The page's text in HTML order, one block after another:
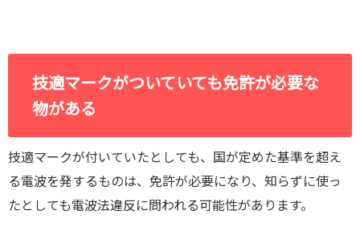
技適マークがついていても免許が必要な
物がある
技適マークが付いていたとしても、国が定めた基準を超え
る電波を発するものは、免許が必要になり、知らずに使っ
たとしても電波法違反に問われる可能性があります。